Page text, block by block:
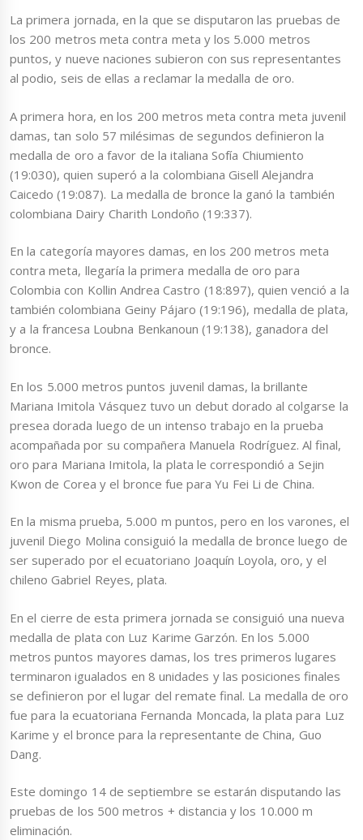
La primera jornada, en la que se disputaron las pruebas de
los 200 metros meta contra meta y los 5.000 metros
puntos, y nueve naciones subieron con sus representantes
al podio, seis de ellas a reclamar la medalla de oro.
A primera hora, en los 200 metros meta contra meta juvenil
damas, tan solo 57 milésimas de segundos definieron la
medalla de oro a favor de la italiana Sofía Chiumiento
(19:030), quien superó a la colombiana Gisell Alejandra
Caicedo (19:087). La medalla de bronce la ganó la también
colombiana Dairy Charith Londoño (19:337).
En la categoría mayores damas, en los 200 metros meta
contra meta, llegaría la primera medalla de oro para
Colombia con Kollin Andrea Castro (18:897), quien venció a la
también colombiana Geiny Pájaro (19:196), medalla de plata,
y a la francesa Loubna Benkanoun (19:138), ganadora del
bronce.
En los 5.000 metros puntos juvenil damas, la brillante
Mariana Imitola Vásquez tuvo un debut dorado al colgarse la
presea dorada luego de un intenso trabajo en la prueba
acompañada por su compañera Manuela Rodríguez. Al final,
oro para Mariana Imitola, la plata le correspondió a Sejin
Kwon de Corea y el bronce fue para Yu Fei Li de China.
En la misma prueba, 5.000 m puntos, pero en los varones, el
juvenil Diego Molina consiguió la medalla de bronce luego de
ser superado por el ecuatoriano Joaquín Loyola, oro, y el
chileno Gabriel Reyes, plata.
En el cierre de esta primera jornada se consiguió una nueva
medalla de plata con Luz Karime Garzón. En los 5.000
metros puntos mayores damas, los tres primeros lugares
terminaron igualados en 8 unidades y las posiciones finales
se definieron por el lugar del remate final. La medalla de oro
fue para la ecuatoriana Fernanda Moncada, la plata para Luz
Karime y el bronce para la representante de China, Guo
Dang.
Este domingo 14 de septiembre se estarán disputando las
pruebas de los 500 metros + distancia y los 10.000 m
eliminación.